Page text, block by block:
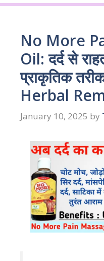
No More
Oil: दर्द से
प्राकृतिक
Herbal
January 10, 2025 by